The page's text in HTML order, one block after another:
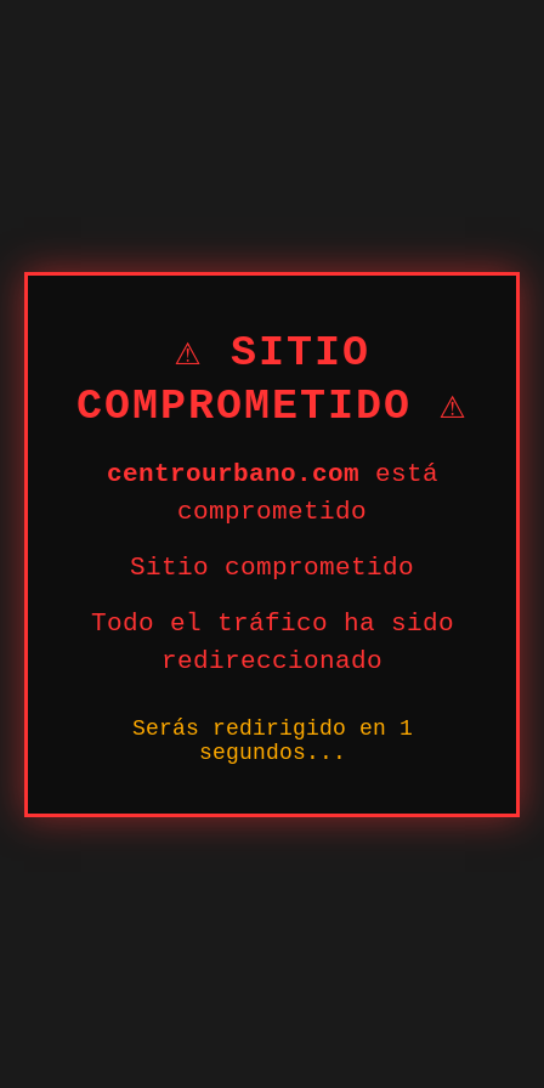
⚠ SITIO
COMPROMETIDO ⚠
centrourbano.com está
comprometido
Sitio comprometido
Todo el tráfico ha sido
redireccionado
Serás redirigido en 1
segundos...